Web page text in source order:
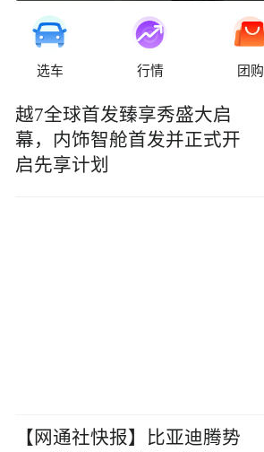
选车 行情 团购
越7全球首发臻享秀盛大启
幕，内饰智舱首发并正式开
启先享计划
【网通社快报】比亚迪腾势